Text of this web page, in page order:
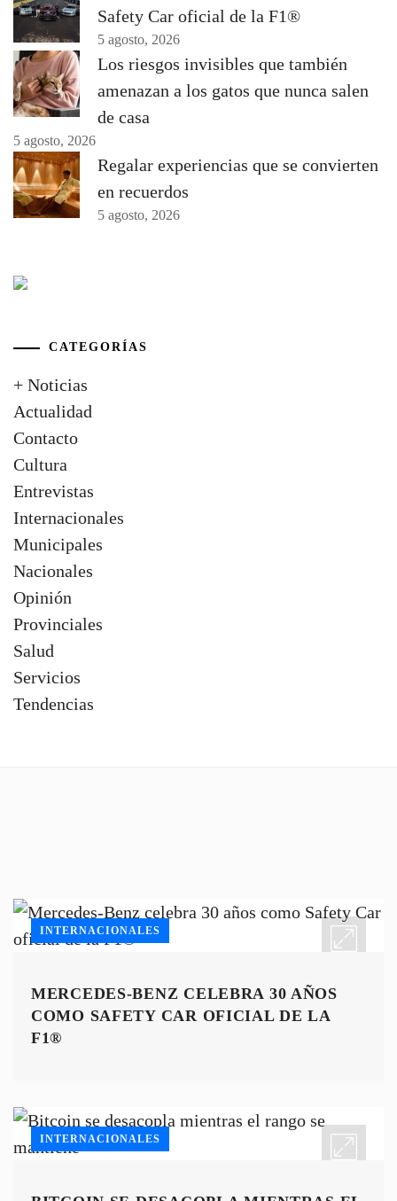
Safety Car oficial de la F1®
5 agosto, 2026
Los riesgos invisibles que también
amenazan a los gatos que nunca salen
de casa
5 agosto, 2026
Regalar experiencias que se convierten
en recuerdos
5 agosto, 2026
CATEGORÍAS
+ Noticias
Actualidad
Contacto
Cultura
Entrevistas
Internacionales
Municipales
Nacionales
Opinión
Provinciales
Salud
Servicios
Tendencias
INTERNACIONALES
MERCEDES-BENZ CELEBRA 30 AÑOS
COMO SAFETY CAR OFICIAL DE LA
F1®
INTERNACIONALES